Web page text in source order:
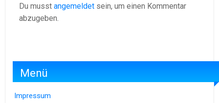
Du musst angemeldet sein, um einen Kommentar
abzugeben.
Menü
Impressum